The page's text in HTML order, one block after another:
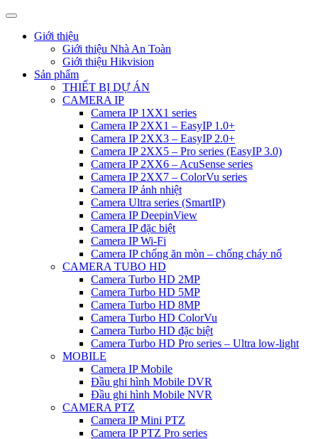
Giới thiệu
Giới thiệu Nhà An Toàn
Giới thiệu Hikvision
Sản phẩm
THIẾT BỊ DỰ ÁN
CAMERA IP
Camera IP 1XX1 series
Camera IP 2XX1 – EasyIP 1.0+
Camera IP 2XX3 – EasyIP 2.0+
Camera IP 2XX5 – Pro series (EasyIP 3.0)
Camera IP 2XX6 – AcuSense series
Camera IP 2XX7 – ColorVu series
Camera IP ảnh nhiệt
Camera Ultra series (SmartIP)
Camera IP DeepinView
Camera IP đặc biệt
Camera IP Wi-Fi
Camera IP chống ăn mòn – chống cháy nổ
CAMERA TUBO HD
Camera Turbo HD 2MP
Camera Turbo HD 5MP
Camera Turbo HD 8MP
Camera Turbo HD ColorVu
Camera Turbo HD đặc biệt
Camera Turbo HD Pro series – Ultra low-light
MOBILE
Camera IP Mobile
Đầu ghi hình Mobile DVR
Đầu ghi hình Mobile NVR
CAMERA PTZ
Camera IP Mini PTZ
Camera IP PTZ Pro series